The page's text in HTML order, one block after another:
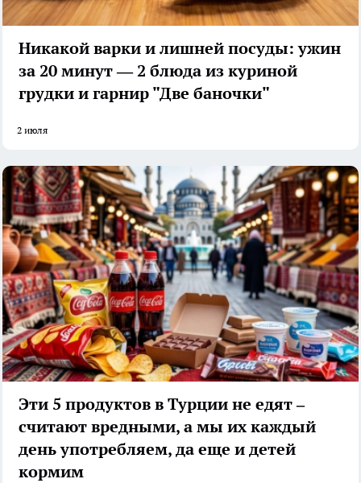
Никакой варки и лишней посуды: ужин
за 20 минут — 2 блюда из куриной
грудки и гарнир "Две баночки"
2 июля
Эти 5 продуктов в Турции не едят –
считают вредными, а мы их каждый
день употребляем, да еще и детей
кормим